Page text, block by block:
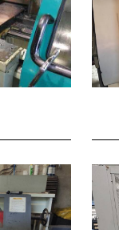
x 1820
4110